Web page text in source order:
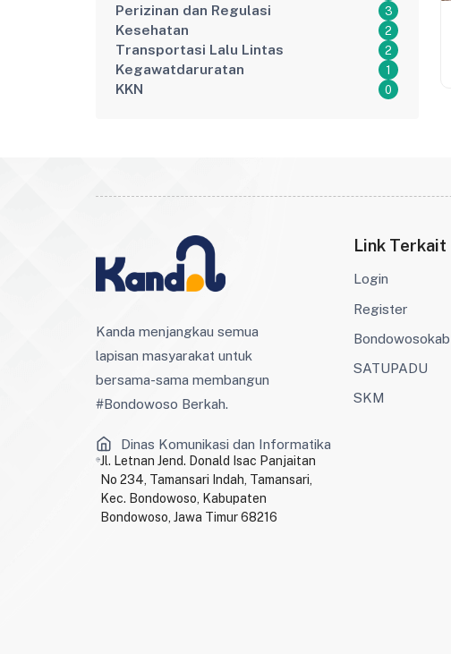
Perizinan dan Regulasi 3
Kesehatan 2
Transportasi Lalu Lintas 2
Kegawatdaruratan 1
KKN 0
Kanda menjangkau semua
lapisan masyarakat untuk
bersama-sama membangun
#Bondowoso Berkah.
Dinas Komunikasi dan Informatika
Jl. Letnan Jend. Donald Isac Panjaitan
No 234, Tamansari Indah, Tamansari,
Kec. Bondowoso, Kabupaten
Bondowoso, Jawa Timur 68216
Link Terkait
Login
Register
Bondowosokab
SATUPADU
SKM